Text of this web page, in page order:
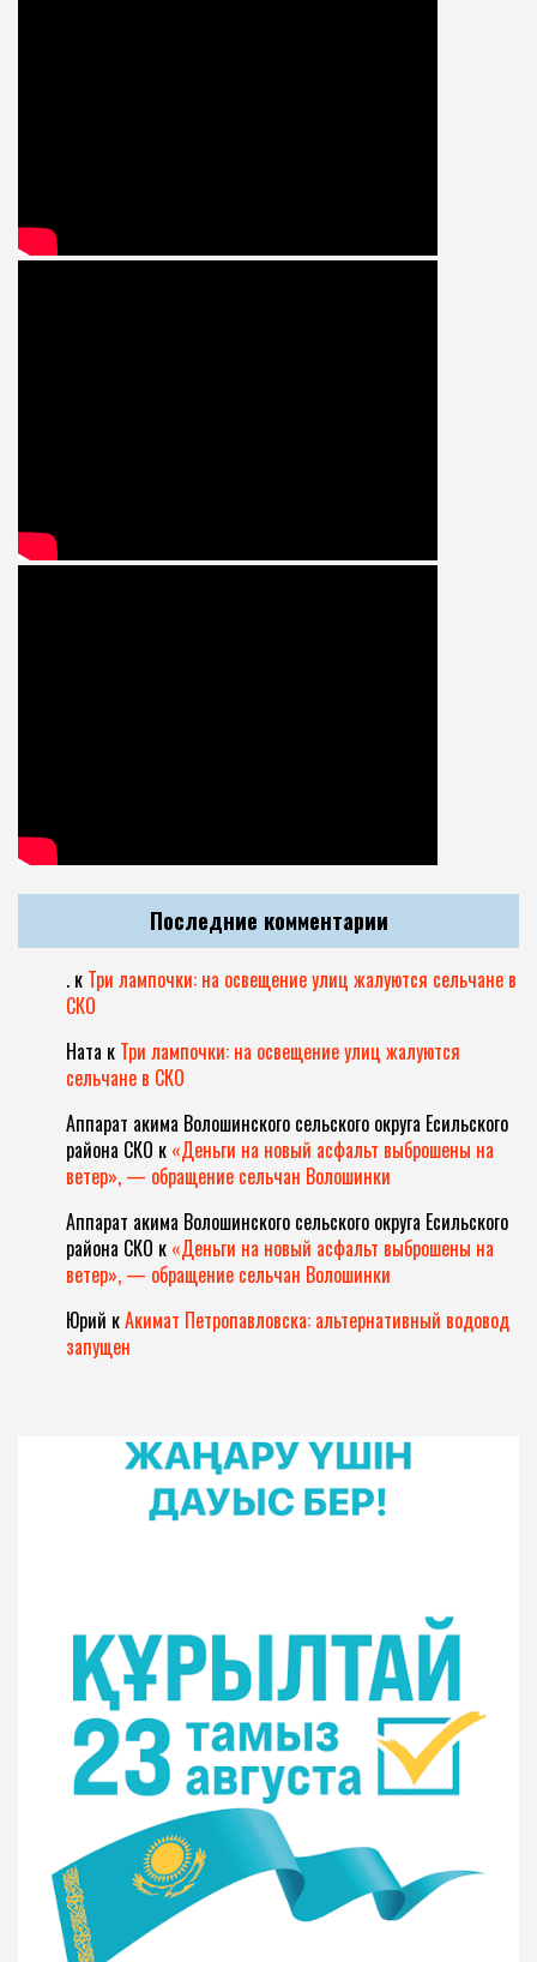
Последние комментарии
. к Три лампочки: на освещение улиц жалуются сельчане в
СКО
Ната к Три лампочки: на освещение улиц жалуются
сельчане в СКО
Аппарат акима Волошинского сельского округа Есильского
района СКО к «Деньги на новый асфальт выброшены на
ветер», — обращение сельчан Волошинки
Аппарат акима Волошинского сельского округа Есильского
района СКО к «Деньги на новый асфальт выброшены на
ветер», — обращение сельчан Волошинки
Юрий кАкимат Петропавловска: альтернативный водовод
запущен